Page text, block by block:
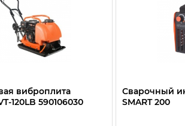
виброплита
120LB 590106030
Сварочный
SMART 200